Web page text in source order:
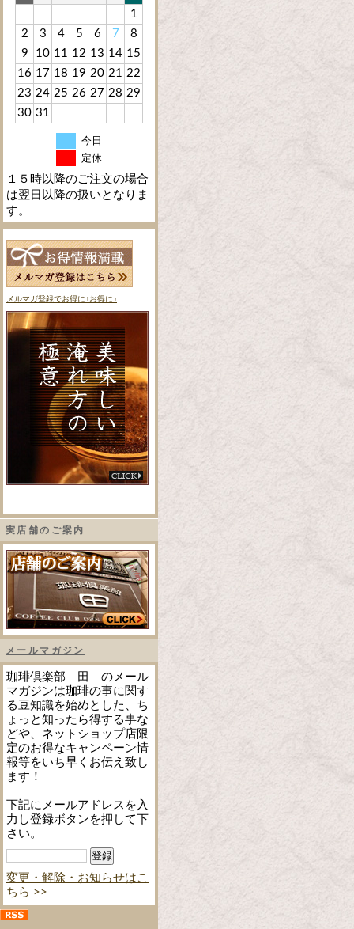
1
2
3 4 5 6 7
8
9
10 11 12 13 14 15
16 17 18 19 20 21 22
23 24 25 26 27 28 29
30 31
今日
定休
１５時以降のご注文の場合
は翌日以降の扱いとなりま
す。
メルマガ登録でお得に♪お得に♪
実店舗のご案内
メールマガジン
珈琲倶楽部 田 のメール
マガジンは珈琲の事に関す
る豆知識を始めとした、ち
ょっと知ったら得する事な
どや、ネットショップ店限
定のお得なキャンペーン情
報等をいち早くお伝え致し
ます！
下記にメールアドレスを入
力し登録ボタンを押して下
さい。
変更・解除・お知らせはこ
ちら >>